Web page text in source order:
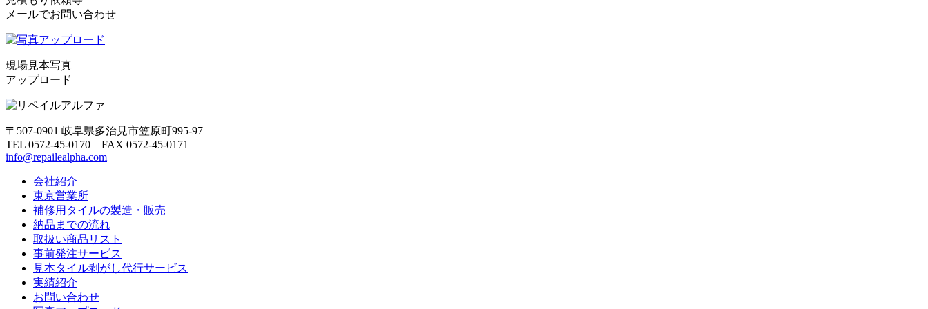
メールでお問い合わせ
現場見本写真
アップロード
〒507-0901 岐阜県多治見市笠原町995-97
TEL 0572-45-0170 FAX 0572-45-0171
info@repailealpha.com
会社紹介
東京営業所
補修用タイルの製造・販売
納品までの流れ
取扱い商品リスト
事前発注サービス
見本タイル剥がし代行サービス
実績紹介
お問い合わせ